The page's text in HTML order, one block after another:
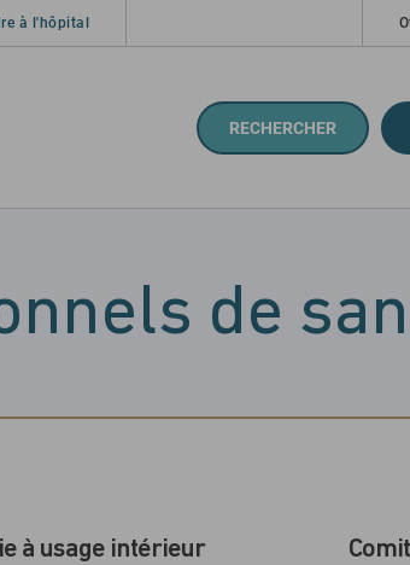
à l'hôpital
RECHERCHER
de
à usage intérieur